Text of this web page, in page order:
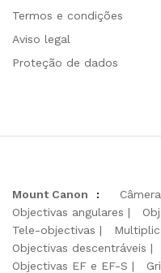
Termos e condições
Aviso legal
Proteção de dados
Mount Canon :
Objectivas angulares
Tele-objectivas
Objectivas descentráveis
Objectivas EF e EF-S